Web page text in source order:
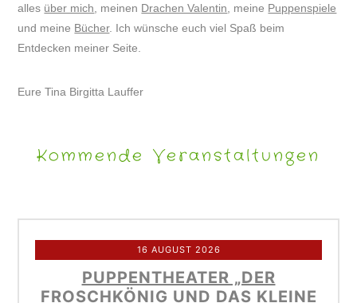
alles über mich , meinen Drachen Valentin , meine Puppenspiele
und meine Bücher. Ich wünsche euch viel Spaß beim
Entdecken meiner Seite.
Eure Tina Birgitta Lauffer
Kommende Veranstaltungen
16 AUGUST 2026
PUPPENTHEATER „DER
FROSCHKÖNIG UND DAS KLEINE